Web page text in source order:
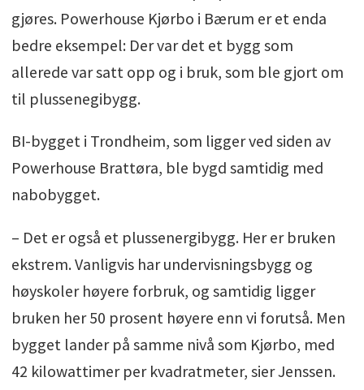
gjøres. Powerhouse Kjørbo i Bærum er et enda
bedre eksempel: Der var det et bygg som
allerede var satt opp og i bruk, som ble gjort om
til plussenegibygg.
BI-bygget i Trondheim, som ligger ved siden av
Powerhouse Brattøra, ble bygd samtidig med
nabobygget.
– Det er også et plussenergibygg. Her er bruken
ekstrem. Vanligvis har undervisningsbygg og
høyskoler høyere forbruk, og samtidig ligger
bruken her 50 prosent høyere enn vi forutså. Men
bygget lander på samme nivå som Kjørbo, med
42 kilowattimer per kvadratmeter, sier Jenssen.